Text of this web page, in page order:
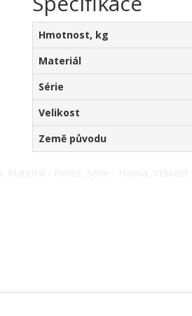
Hmotnost, kg
Materiál
Série
Velikost
Země původu